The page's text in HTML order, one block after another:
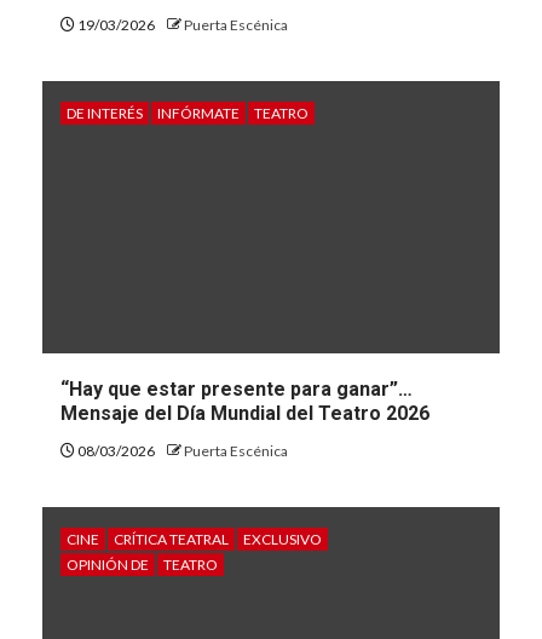
19/03/2026 Puerta Escénica
DE INTERÉS INFÓRMATE TEATRO
“Hay que estar presente para ganar”…
Mensaje del Día Mundial del Teatro 2026
08/03/2026 Puerta Escénica
CINE CRÍTICA TEATRAL
EXCLUSIVO
OPINIÓN DE
TEATRO